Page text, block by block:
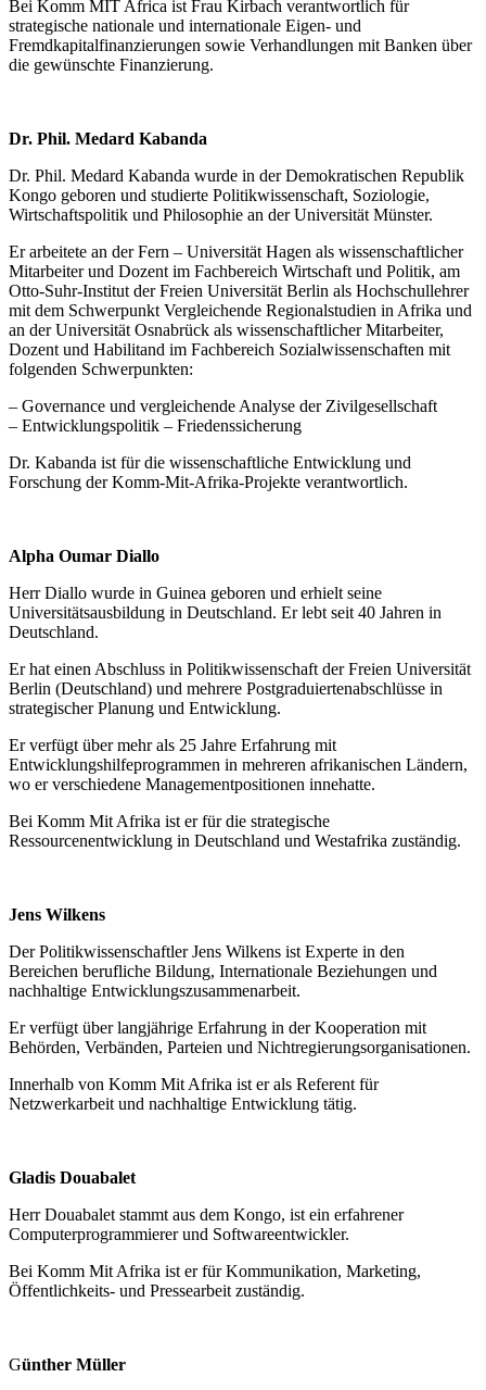
Bei Komm MIT Africa ist Frau Kirbach verantwortlich für
strategische nationale und internationale Eigen- und
Fremdkapitalfinanzierungen sowie Verhandlungen mit Banken über
die gewünschte Finanzierung.
Dr. Phil. Medard Kabanda
Dr. Phil. Medard Kabanda wurde in der Demokratischen Republik
Kongo geboren und studierte Politikwissenschaft, Soziologie,
Wirtschaftspolitik und Philosophie an der Universität Münster.
Er arbeitete an der Fern – Universität Hagen als wissenschaftlicher
Mitarbeiter und Dozent im Fachbereich Wirtschaft und Politik, am
Otto-Suhr-Institut der Freien Universität Berlin als Hochschullehrer
mit dem Schwerpunkt Vergleichende Regionalstudien in Afrika und
an der Universität Osnabrück als wissenschaftlicher Mitarbeiter,
Dozent und Habilitand im Fachbereich Sozialwissenschaften mit
folgenden Schwerpunkten:
– Governance und vergleichende Analyse der Zivilgesellschaft
– Entwicklungspolitik – Friedenssicherung
Dr. Kabanda ist für die wissenschaftliche Entwicklung und
Forschung der Komm-Mit-Afrika-Projekte verantwortlich.
Alpha Oumar Diallo
Herr Diallo wurde in Guinea geboren und erhielt seine
Universitätsausbildung in Deutschland. Er lebt seit 40 Jahren in
Deutschland.
Er hat einen Abschluss in Politikwissenschaft der Freien Universität
Berlin (Deutschland) und mehrere Postgraduiertenabschlüsse in
strategischer Planung und Entwicklung.
Er verfügt über mehr als 25 Jahre Erfahrung mit
Entwicklungshilfeprogrammen in mehreren afrikanischen Ländern,
wo er verschiedene Managementpositionen innehatte.
Bei Komm Mit Afrika ist er für die strategische
Ressourcenentwicklung in Deutschland und Westafrika zuständig.
Jens Wilkens
Der Politikwissenschaftler Jens Wilkens ist Experte in den
Bereichen berufliche Bildung, Internationale Beziehungen und
nachhaltige Entwicklungszusammenarbeit.
Er verfügt über langjährige Erfahrung in der Kooperation mit
Behörden, Verbänden, Parteien und Nichtregierungsorganisationen.
Innerhalb von Komm Mit Afrika ist er als Referent für
Netzwerkarbeit und nachhaltige Entwicklung tätig.
Gladis Douabalet
Herr Douabalet stammt aus dem Kongo, ist ein erfahrener
Computerprogrammierer und Softwareentwickler.
Bei Komm Mit Afrika ist er für Kommunikation, Marketing,
Öffentlichkeits- und Pressearbeit zuständig.
Günther Müller